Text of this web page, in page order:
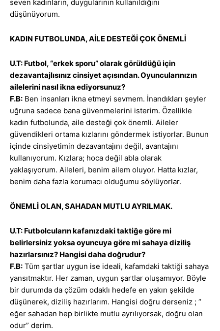
seven kadınların, duygularının kullanıldığını
düşünüyorum.
KADIN FUTBOLUNDA, AİLE DESTEĞİ ÇOK ÖNEMLİ
U.T: Futbol, “erkek sporu” olarak görüldüğü için
dezavantajlısınız cinsiyet açısından. Oyuncularınızın
ailelerini nasıl ikna ediyorsunuz?
F.B: Ben insanları ikna etmeyi sevmem. İnandıkları şeyler
uğruna sadece bana güvenmelerini isterim. Özellikle
kadın futbolunda, aile desteği çok önemli. Aileler
güvendikleri ortama kızlarını göndermek istiyorlar. Bunun
içinde cinsiyetimin dezavantajını değil, avantajını
kullanıyorum. Kızlara; hoca değil abla olarak
yaklaşıyorum. Aileleri, benim ailem oluyor. Hatta kızlar,
benim daha fazla korumacı olduğumu söylüyorlar.
ÖNEMLİ OLAN, SAHADAN MUTLU AYRILMAK.
U.T: Futbolcuların kafanızdaki taktiğe göre mi
belirlersiniz yoksa oyuncuya göre mi sahaya diziliş
hazırlarsınız? Hangisi daha doğrudur?
F.B: Tüm şartlar uygun ise ideali, kafamdaki taktiği sahaya
yansıtmaktır. Her zaman, uygun şartlar oluşamıyor. Böyle
bir durumda da çözüm odaklı hedefe en yakın şekilde
düşünerek, diziliş hazırlarım. Hangisi doğru derseniz ; “
eğer sahadan hep birlikte mutlu ayrılıyorsak, doğru olan
odur” derim.